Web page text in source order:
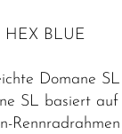
HEX BLUE
Domane
SL basiert